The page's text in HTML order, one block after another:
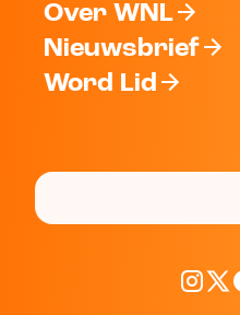
Over WNL
Nieuwsbrief
Word Lid